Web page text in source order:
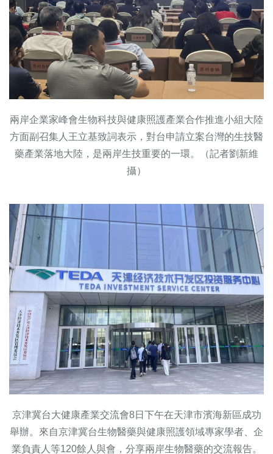
兩岸企業家峰會生物科技與健康照護產業合作推進小組大陸
方面副召集人王立基致詞表示，對台申請立案台灣的生技醫
藥產業落地大陸，是兩岸生技重要的一環。（記者劉新維
攝）
京津冀台大健康產業交流會8日下午在天津市濱海新區成功
舉辦。來自京津冀台生物醫藥與健康照護領域專家學者、企
業負責人等120餘人與會，分享兩岸生物醫藥的交流報告。